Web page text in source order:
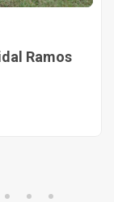
Ramos